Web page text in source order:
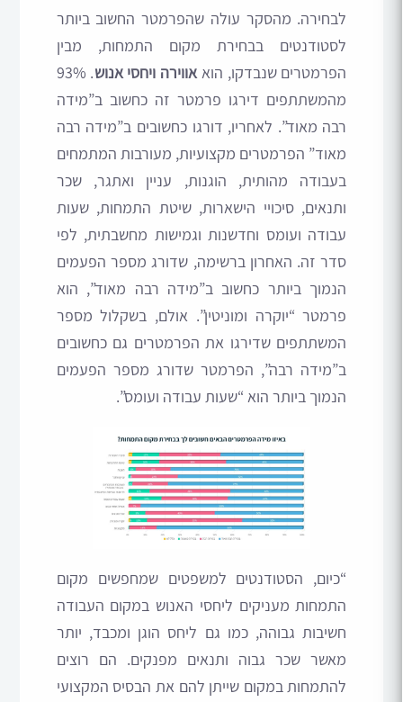
לבחירה. מהסקר עולה שהפרמטר החשוב ביותר
לסטודנטים בבחירת מקום התמחות, מבין
הפרמטרים שנבדקו, הואאווירה ויחסי אנוש . 93%
מהמשתתפים דירגו פרמטר זה כחשוב ב”מידה
רבה מאוד”. לאחריו, דורגו כחשובים ב”מידה רבה
מאוד” הפרמטרים מקצועיות, מעורבות המתמחים
בעבודה מהותית, הוגנות, עניין ואתגר, שכר
ותנאים, סיכויי הישארות, שיטת התמחות, שעות
עבודה ועומס וחדשנות וגמישות מחשבתית, לפי
סדר זה. האחרון ברשימה, שדורג מספר הפעמים
הנמוך ביותר כחשוב ב”מידה רבה מאוד”, הוא
פרמטר “יוקרה ומוניטין”. אולם, בשקלול מספר
המשתתפים שדירגו את הפרמטרים גם כחשובים
ב”מידה רבה”, הפרמטר שדורג מספר הפעמים
הנמוך ביותר הוא “שעות עבודה ועומס”.
“כיום, הסטודנטים למשפטים שמחפשים מקום
התמחות מעניקים ליחסי האנוש במקום העבודה
חשיבות גבוהה, כמו גם ליחס הוגן ומכבד, יותר
מאשר שכר גבוה ותנאים מפנקים. הם רוצים
להתמחות במקום שייתן להם את הבסיס המקצועי